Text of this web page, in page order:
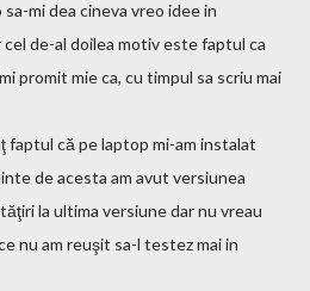
mi dea cineva vreo idee in
de-al doilea motiv este faptul ca
promit mie ca, cu timpul sa scriu mai
că pe laptop mi-am instalat
de acesta am avut versiunea
la ultima versiune dar nu vreau
nu am reuşit sa-l testez mai in